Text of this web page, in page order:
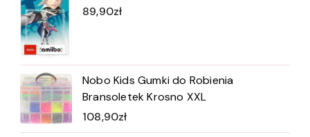
89,90zł
Nobo Kids Gumki do Robienia
Bransoletek Krosno XXL
108,90zł